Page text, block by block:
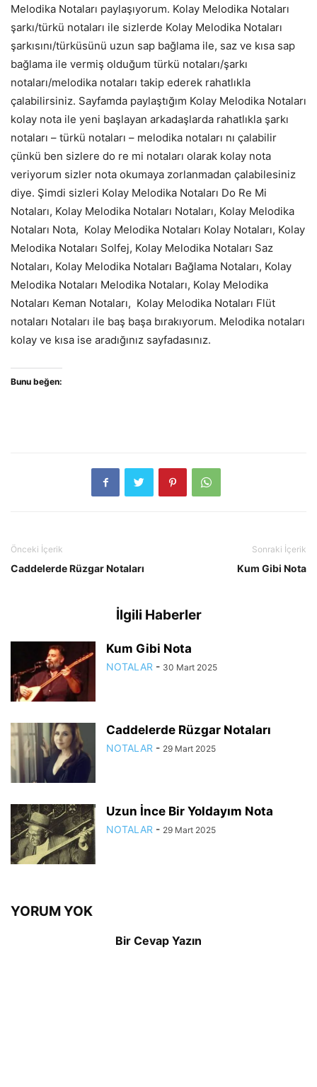
Melodika Notaları paylaşıyorum. Kolay Melodika Notaları
şarkı/türkü notaları ile sizlerde Kolay Melodika Notaları
şarkısını/türküsünü uzun sap bağlama ile, saz ve kısa sap
bağlama ile vermiş olduğum türkü notaları/şarkı
notaları/melodika notaları takip ederek rahatlıkla
çalabilirsiniz. Sayfamda paylaştığım Kolay Melodika Notaları
kolay nota ile yeni başlayan arkadaşlarda rahatlıkla şarkı
notaları – türkü notaları – melodika notaları nı çalabilir
çünkü ben sizlere do re mi notaları olarak kolay nota
veriyorum sizler nota okumaya zorlanmadan çalabilesiniz
diye. Şimdi sizleri Kolay Melodika Notaları Do Re Mi
Notaları, Kolay Melodika Notaları Notaları, Kolay Melodika
Notaları Nota, Kolay Melodika Notaları Kolay Notaları, Kolay
Melodika Notaları Solfej, Kolay Melodika Notaları Saz
Notaları, Kolay Melodika Notaları Bağlama Notaları, Kolay
Melodika Notaları Melodika Notaları, Kolay Melodika
Notaları Keman Notaları, Kolay Melodika Notaları Flüt
notaları Notaları ile baş başa bırakıyorum. Melodika notaları
kolay ve kısa ise aradığınız sayfadasınız.
Bunu beğen:
Önceki İçerik
Caddelerde Rüzgar Notaları
Sonraki İçerik
Kum Gibi Nota
İlgili Haberler
Kum Gibi Nota
NOTALAR - 30 Mart 2025
Caddelerde Rüzgar Notaları
NOTALAR - 29 Mart 2025
Uzun İnce Bir Yoldayım Nota
NOTALAR - 29 Mart 2025
YORUM YOK
Bir Cevap Yazın